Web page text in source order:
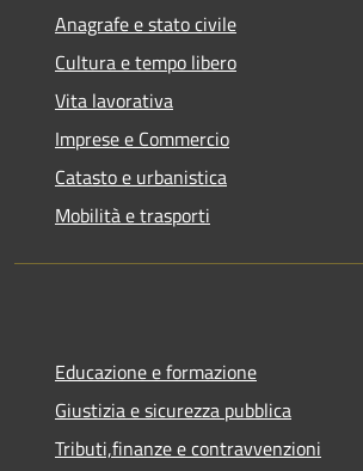
Anagrafe e stato civile
Cultura e tempo libero
Vita lavorativa
Imprese e Commercio
Catasto e urbanistica
Mobilità e trasporti
Educazione e formazione
Giustizia e sicurezza pubblica
Tributi,finanze e contravvenzioni